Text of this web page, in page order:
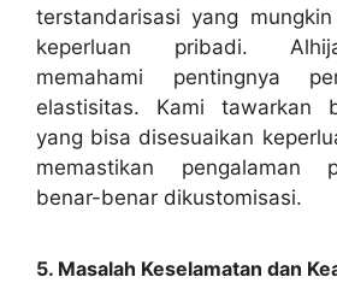
terstandarisasi yang
keperluan pribadi.
memahami pentingnya
elastisitas. Kami tawarkan
yang bisa disesuaikan
memastikan pengalaman
benar-benar dikustomisasi.
5. Masalah Keselamatan dan